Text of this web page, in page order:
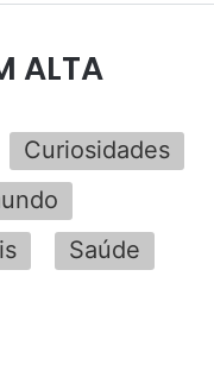
ALTA
Curiosidades
Saúde